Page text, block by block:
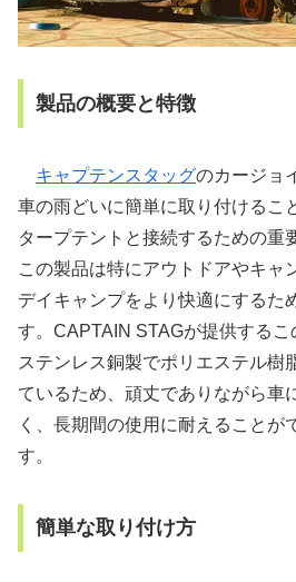
製品の概要と特徴
キャプテンスタッグのカージョ
車の雨どいに簡単に取り付けるこ
タープテントと接続するための重
この製品は特にアウトドアやキャ
デイキャンプをより快適にするた
す。CAPTAIN STAGが提供するこ
ステンレス銅製でポリエステル樹
ているため、頑丈でありながら車
く、長期間の使用に耐えることが
す。
簡単な取り付け方